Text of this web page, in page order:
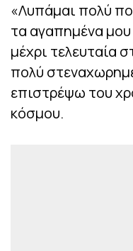
«Λυπάμαι πολύ
τα αγαπημένα
μέχρι τελευταία
πολύ
επιστρέψω του
κόσμου.